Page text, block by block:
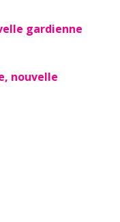
gardienne
nouvelle